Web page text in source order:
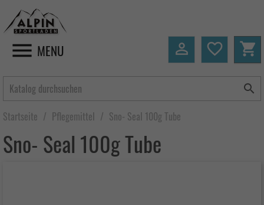
 MENU shopping_cart
favorite_border


Startseite
Pflegemittel Sno- Seal 100g Tube
Sno- Seal 100g Tube